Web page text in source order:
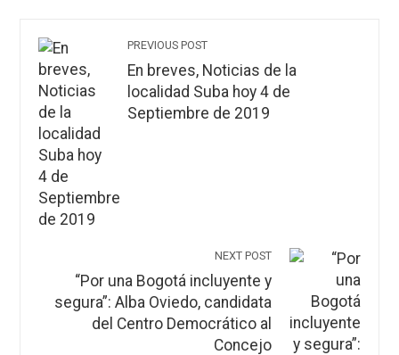
PREVIOUS POST
En breves, Noticias de la
localidad Suba hoy 4 de
Septiembre de 2019
NEXT POST
“Por una Bogotá incluyente y
segura”: Alba Oviedo, candidata
del Centro Democrático al
Concejo